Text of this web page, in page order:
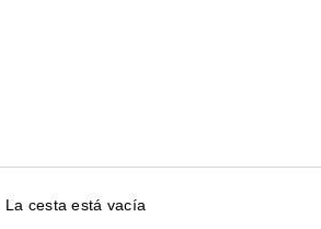
La cesta está vacía